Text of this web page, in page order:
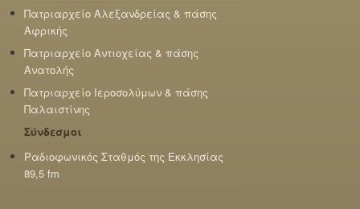
Πατριαρχείο Αλεξανδρείας & πάσης
Αφρικής
Πατριαρχείο Αντιοχείας & πάσης
Ανατολής
Πατριαρχείο Ιεροσολύμων & πάσης
Παλαιστίνης
Σύνδεσμοι
Ραδιοφωνικός Σταθμός της Εκκλησίας
89,5 fm